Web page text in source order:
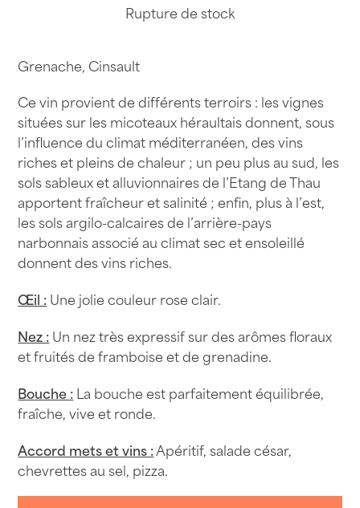
Rupture de stock
Grenache, Cinsault
Ce vin provient de différents terroirs : les vignes
situées sur les micoteaux héraultais donnent, sous
l’influence du climat méditerranéen, des vins
riches et pleins de chaleur ; un peu plus au sud, les
sols sableux et alluvionnaires de l’Etang de Thau
apportent fraîcheur et salinité ; enfin, plus à l’est,
les sols argilo-calcaires de l’arrière-pays
narbonnais associé au climat sec et ensoleillé
donnent des vins riches.
Œil :Une jolie couleur rose clair.
Nez :Un nez très expressif sur des arômes floraux
et fruités de framboise et de grenadine.
Bouche :La bouche est parfaitement équilibrée,
fraîche, vive et ronde.
Accord mets et vins :Apéritif, salade césar,
chevrettes au sel, pizza.